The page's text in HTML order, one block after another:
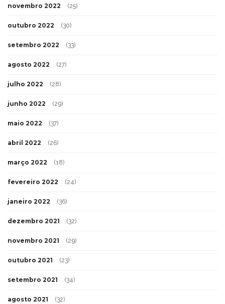
novembro 2022 (25)
outubro 2022 (30)
setembro 2022 (33)
agosto 2022 (27)
julho 2022 (28)
junho 2022 (29)
maio 2022 (37)
abril 2022 (26)
março 2022 (18)
fevereiro 2022 (24)
janeiro 2022 (36)
dezembro 2021 (32)
novembro 2021 (29)
outubro 2021 (23)
setembro 2021 (34)
agosto 2021 (32)